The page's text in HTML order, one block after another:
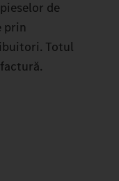
de
prin
Totul